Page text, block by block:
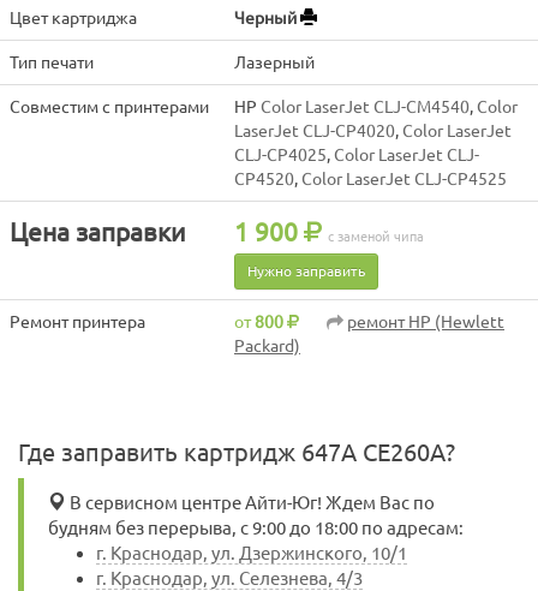
Цвет картриджа Черный
Тип печати Лазерный
Совместим с принтерами HP Color LaserJet CLJ-CM4540,Color
LaserJet CLJ-CP4020,Color LaserJet
CLJ-CP4025,Color LaserJet CLJ-
CP4520,Color LaserJet CLJ-CP4525
Цена заправки 1 900 с заменой чипа
Нужно заправить
Ремонт принтера от800
ремонт HP (Hewlett
Packard)
Где заправить картридж 647A CE260A?
В сервисном центре Айти-Юг! Ждем Вас по
будням без перерыва, с 9:00 до 18:00 по адресам:
г. Краснодар, ул. Дзержинского, 10/1
г. Краснодар, ул. Селезнева, 4/3